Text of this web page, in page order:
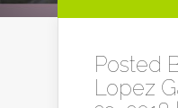
Posted
Lopez